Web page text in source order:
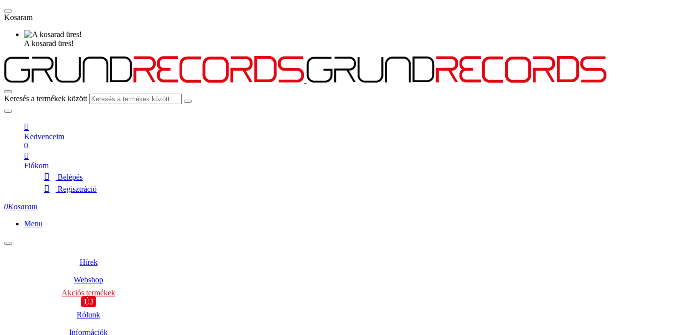
Kosaram
A kosarad üres!
Keresés a termékek között
Kedvenceim
0
Fiókom
Belépés
Regisztráció
0Kosaram
Menu
Hírek
Webshop
Akciós termékek
ÚJ
Rólunk
Információk